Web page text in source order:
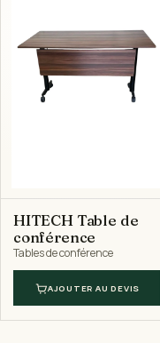
HITECH Table de
conférence
Tables de conférence
AJOUTER AU DEVIS